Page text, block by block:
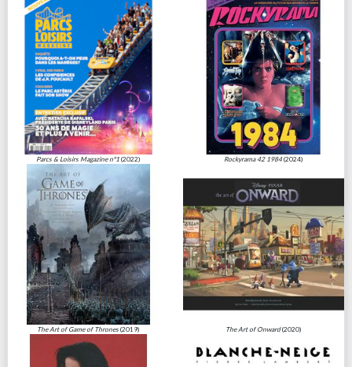
Parcs & Loisirs Magazine n°1 (2022) Rockyrama 42 1984(2024)
The Art of Game of Thrones (2019) The Art of Onward(2020)